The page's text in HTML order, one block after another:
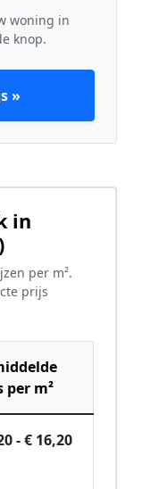
woning in
knop.
»
in
per m².
prijs
per m²
- € 16,20